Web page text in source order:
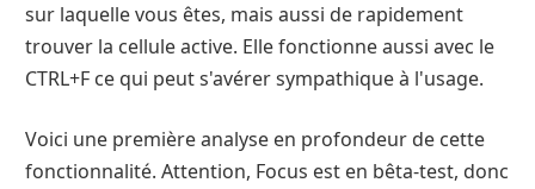
sur laquelle vous êtes, mais aussi de rapidement
trouver la cellule active. Elle fonctionne aussi avec le
CTRL+F ce qui peut s'avérer sympathique à l'usage.
Voici une première analyse en profondeur de cette
fonctionnalité. Attention, Focus est en bêta-test, donc